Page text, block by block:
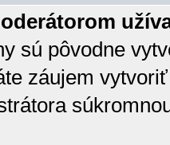
sú pôvodne
záujem